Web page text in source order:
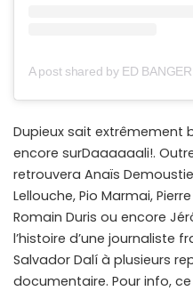
Dupieux sait extrêmement
encore surDaaaaaali!.
retrouvera Anaïs
Lellouche, Pio Marmai,
Romain Duris ou encore
l’histoire d’une journaliste
Salvador Dalí à plusieurs
documentaire. Pour info,